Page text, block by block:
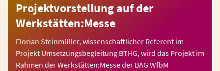
Projektvorstellung auf der
Werkstätten:Messe
Florian Steinmüller, wissenschaftlicher Referent im
Projekt Umsetzungsbegleitung BTHG, wird das Projekt im
Rahmen der Werkstätten:Messe der BAG WfbM